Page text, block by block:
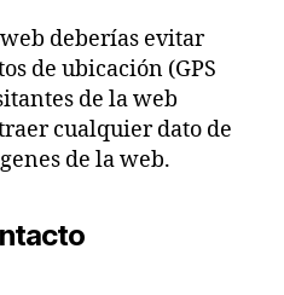
deberías evitar
de ubicación (GPS
de la web
cualquier dato de
de la web.